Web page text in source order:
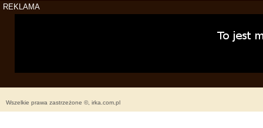
REKLAMA
Wszelkie prawa zastrzeżone ©, irka.com.pl